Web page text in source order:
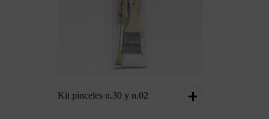
Kit pinceles n.30 y n.02